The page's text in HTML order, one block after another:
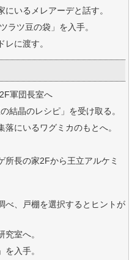
いるメレアーデと話す。
ラツ豆の袋」を入手。
に渡す。
軍団長室へ
結晶のレシピ」を受け取る。
にいるワグミカのもとへ。
所長の家2Fから王立アルケミ
、戸棚を選択するとヒントが
室へ。
入手。